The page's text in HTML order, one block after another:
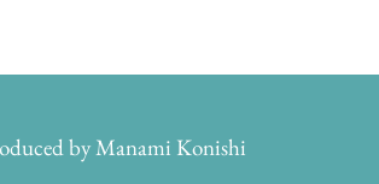
by Manami Konishi